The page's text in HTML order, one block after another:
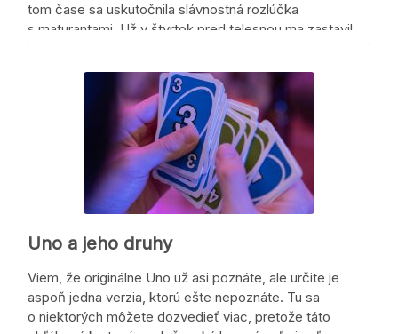
tom čase sa uskutočnila slávnostná rozlúčka
s maturantami. Už v štvrtok pred telesnou ma zastavil
Majo a spýtal sa ma: ,,Juraj, bude treba …
Zdieľaj, nech sa o tom vie!
Uno a jeho druhy
Viem, že originálne Uno už asi poznáte, ale určite je
aspoň jedna verzia, ktorú ešte nepoznáte. Tu sa
o niektorých môžete dozvedieť viac, pretože táto